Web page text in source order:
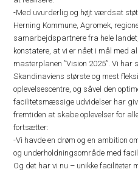
-Med uvurderlig og højt værdsat
Herning Kommune, Agromek,
samarbejdspartnere fra hele
konstatere, at vi er nået i mål med
masterplanen ”Vision 2025”. Vi har
Skandinaviens største og mest
oplevelsescentre, og såvel den
facilitetsmæssige udvidelser har
fremtiden at skabe oplevelser for
fortsætter:
-Vi havde en drøm og en ambition
og underholdningsområde med
Og det har vi nu – unikke faciliteter